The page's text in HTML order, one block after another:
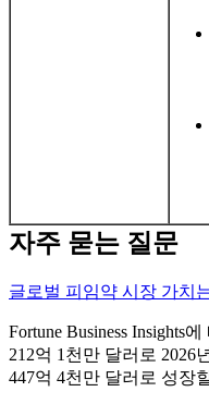
자주 묻는 질문
글로벌 피임약 시장 가치
Fortune Business Insights
212억 1천만 달러로 2026
447억 4천만 달러로 성장